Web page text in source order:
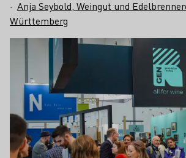
∙ Anja Seybold, Weingut und
Württemberg